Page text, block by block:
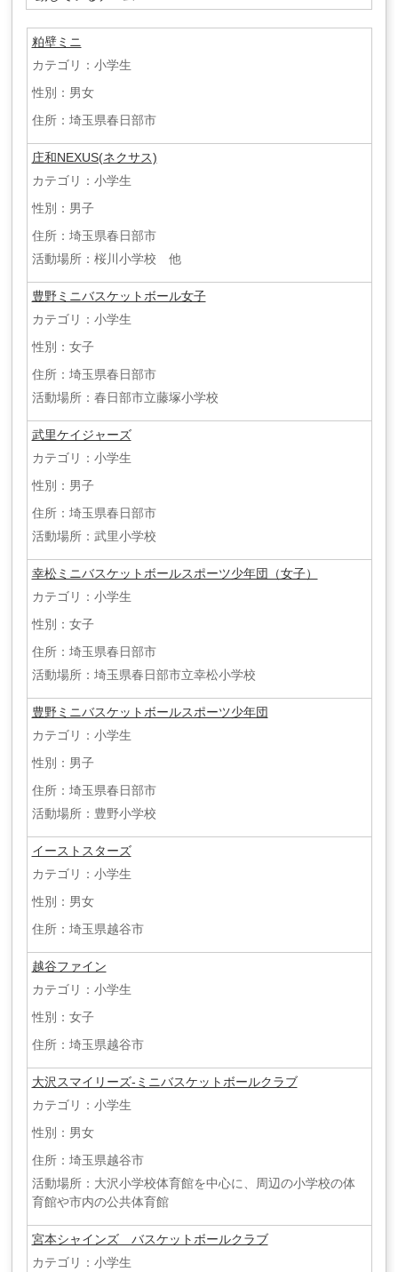
粕壁ミニ
カテゴリ：小学生
性別：男女
住所：埼玉県春日部市
庄和NEXUS(ネクサス)
カテゴリ：小学生
性別：男子
住所：埼玉県春日部市
活動場所：桜川小学校 他
豊野ミニバスケットボール女子
カテゴリ：小学生
性別：女子
住所：埼玉県春日部市
活動場所：春日部市立藤塚小学校
武里ケイジャーズ
カテゴリ：小学生
性別：男子
住所：埼玉県春日部市
活動場所：武里小学校
幸松ミニバスケットボールスポーツ少年団（女子）
カテゴリ：小学生
性別：女子
住所：埼玉県春日部市
活動場所：埼玉県春日部市立幸松小学校
豊野ミニバスケットボールスポーツ少年団
カテゴリ：小学生
性別：男子
住所：埼玉県春日部市
活動場所：豊野小学校
イーストスターズ
カテゴリ：小学生
性別：男女
住所：埼玉県越谷市
越谷ファイン
カテゴリ：小学生
性別：女子
住所：埼玉県越谷市
大沢スマイリーズ-ミニバスケットボールクラブ
カテゴリ：小学生
性別：男女
住所：埼玉県越谷市
活動場所：大沢小学校体育館を中心に、周辺の小学校の体
育館や市内の公共体育館
宮本シャインズ バスケットボールクラブ
カテゴリ：小学生